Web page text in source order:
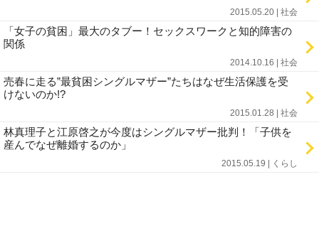
2015.05.20 | 社会
「女子の貧困」最大のタブー！セックスワークと知的障害の
関係
2014.10.16 | 社会
売春に走る”最貧困シングルマザー”たちはなぜ生活保護を受
けないのか!?
2015.01.28 | 社会
林真理子と江原啓之が今度はシングルマザー批判！「子供を
産んでなぜ離婚するのか」
2015.05.19 | くらし